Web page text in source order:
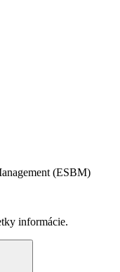
(ESBM)
informácie.